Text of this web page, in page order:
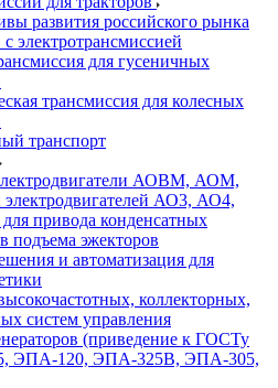
развития российского рынка
с электротрансмиссией
для гусеничных
трансмиссия для колесных
транспорт
АОВМ, АОМ,
АО3, АО4,
привода конденсатных
подъема эжекторов
и автоматизация для
коллекторных,
систем управления
(приведение к ГОСТу
ЭПА-120, ЭПА-325В, ЭПА-305,